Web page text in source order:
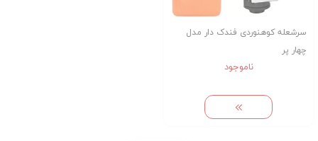
سرشعله کوهنوردی فندک دار مدل
چهار پر
ناموجود